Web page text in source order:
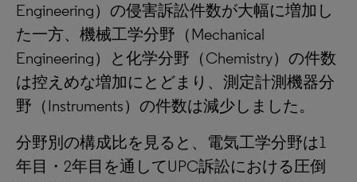
Engineering）の侵害訴訟件数が大幅に増加し
た一方、機械工学分野（Mechanical
Engineering）と化学分野（Chemistry）の件数
は控えめな増加にとどまり、測定計測機器分
野（Instruments）の件数は減少しました。
分野別の構成比を見ると、電気工学分野は1
年目・2年目を通してUPC訴訟における圧倒